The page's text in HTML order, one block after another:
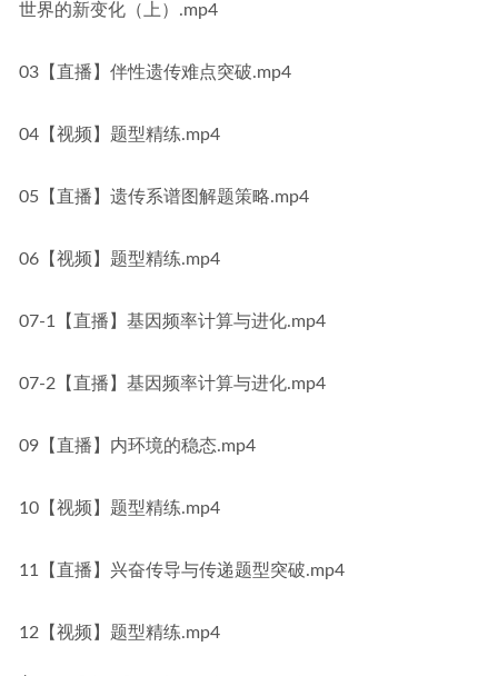
世界的新变化（上）.mp4
03【直播】伴性遗传难点突破.mp4
04【视频】题型精练.mp4
05【直播】遗传系谱图解题策略.mp4
06【视频】题型精练.mp4
07-1【直播】基因频率计算与进化.mp4
07-2【直播】基因频率计算与进化.mp4
09【直播】内环境的稳态.mp4
10【视频】题型精练.mp4
11【直播】兴奋传导与传递题型突破.mp4
12【视频】题型精练.mp4